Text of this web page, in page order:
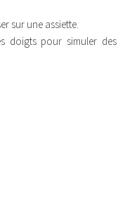
sur une assiette.
doigts pour simuler des